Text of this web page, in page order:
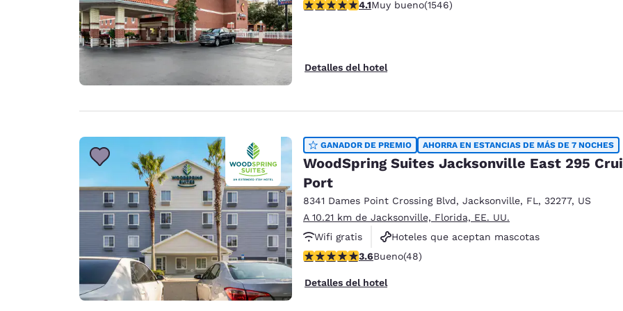
Hoteles que aceptan mascotas
Calificación de 4.1 estrellas. Muy bueno. 1546 reseñas
4.1Muy bueno(1546)
Detalles del hotel
GANADOR DE PREMIO AHORRA EN ESTANCIAS DE MÁS DE 7 NOCHES
WoodSpring Suites Jacksonville East 295
Port
8341 Dames Point Crossing Blvd, Jacksonville, FL , 32277, US
A 10.21 km de Jacksonville, Florida, EE. UU.
Wifi gratis
Hoteles que aceptan mascotas
Para no fumar
Calificación de 3.58 estrellas. Bueno. 48 reseñas
3.6Bueno(48)
Detalles del hotel